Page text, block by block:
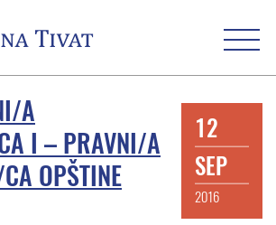
A
I – PRAVNI/A
OPŠTINE
12
SEP
2016